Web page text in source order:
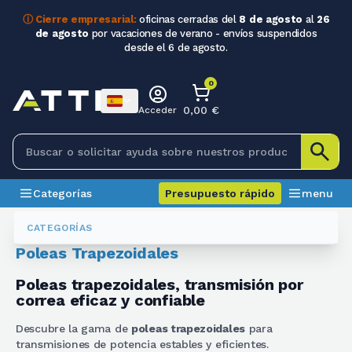
ⓘ Cierre empresarial: oficinas cerradas del 8 de agosto al 26
de agosto por vacaciones de verano - envíos suspendidos
desde el 6 de agosto.
CATEGORÍAS
Acceder
0
0,00 €
Categorías Presupuesto rápido menu
Poleas Y Barras Dentadas
Poleas Trapezoidales
Poleas trapezoidales, transmisión por
correa eficaz y confiable
Descubre la gama de poleas trapezoidales para
transmisiones de potencia estables y eficientes.